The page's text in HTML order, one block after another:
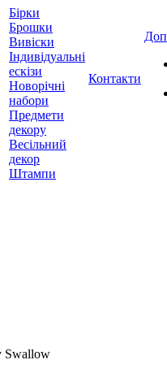
Бірки
Брошки
Вивіски
Індивідуальні
ескізи
Новорічні
набори
Предмети
декору
Весільний
декор
Штампи
Контакти
Swallow